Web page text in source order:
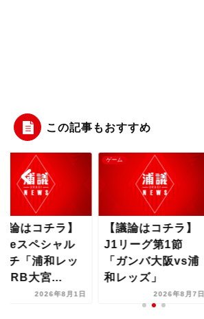
この記事もおすすめ
論はコチラ】
スペシャル
チ「浦和レッ
大宮...
2026年8月1日
ゲーム
【議論はコチラ】
J1リーグ第1節
「ガンバ大阪vs浦
和レッズ」
2026年8月7日